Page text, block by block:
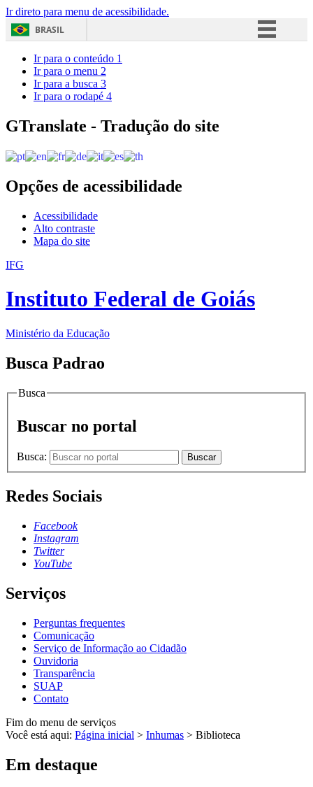
Ir direto para menu de acessibilidade.
BRASIL
Acesso à informação
Ir para o conteúdo 1
Ir para o menu 2
Ir para a busca 3
Ir para o rodapé 4
GTranslate - Tradução do site
Opções de acessibilidade
Acessibilidade
Alto contraste
Mapa do site
IFG
Instituto Federal de Goiás
Ministério da Educação
Busca Padrao
Busca
Buscar no portal
Busca: Buscar
Redes Sociais
Facebook
Instagram
Twitter
YouTube
Serviços
Perguntas frequentes
Comunicação
Serviço de Informação ao Cidadão
Ouvidoria
Transparência
SUAP
Contato
Fim do menu de serviços
Você está aqui: Página inicial > Inhumas > Biblioteca
Em destaque